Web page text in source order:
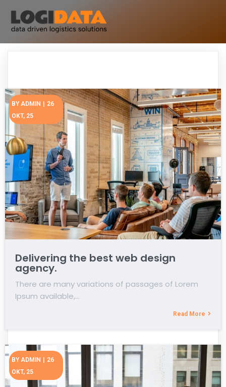
Delivering the best web design
agency.
BY ADMIN | 26
OKT, 25
There are many variations of passages of Lorem
Ipsum available,…
Read More
BYADMIN
26
OKT, 25